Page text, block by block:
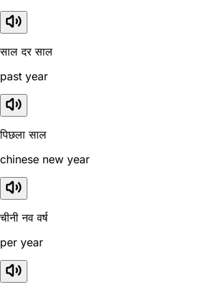
साल दर साल
past year
पिछला साल
chinese new year
चीनी नव वर्ष
per year